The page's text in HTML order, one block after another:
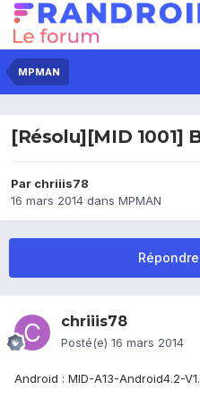
MPMAN
[Résolu][MID 1001]
Par chriiis78
16 mars 2014 dans MPMAN
chriiis78
Posté(e) 16 mars 2014
Android : MID-A13-Android4.2-